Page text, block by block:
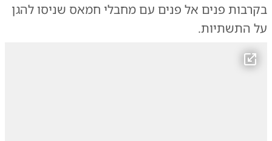
בקרבות פנים אל פנים עם מחבלי חמאס שניסו להגן
על התשתיות.